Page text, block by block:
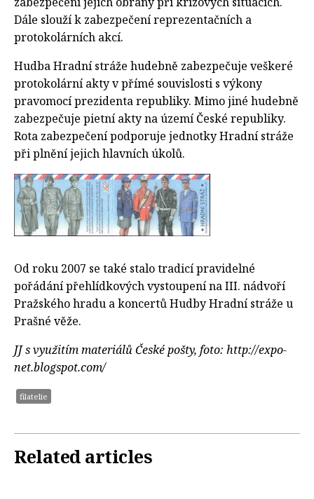
Dále slouží k zabezpečení reprezentačních a
protokolárních akcí.
Hudba Hradní stráže hudebně zabezpečuje veškeré
protokolární akty v přímé souvislosti s výkony
pravomocí prezidenta republiky. Mimo jiné hudebně
zabezpečuje pietní akty na území České republiky.
Rota zabezpečení podporuje jednotky Hradní stráže
při plnění jejich hlavních úkolů.
Od roku 2007 se také stalo tradicí pravidelné
pořádání přehlídkových vystoupení na III. nádvoří
Pražského hradu a koncertů Hudby Hradní stráže u
Prašné věže.
JJ s využitím materiálů České pošty, foto: http://expo-
net.blogspot.com/
filatelie
Related articles